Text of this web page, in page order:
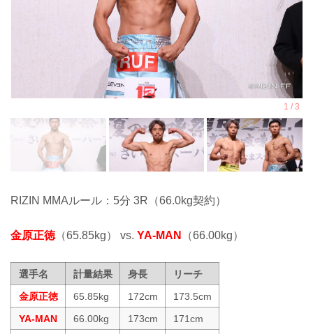
RIZIN MMAルール：5分 3R（66.0kg契約）
金原正徳（65.85kg） vs. YA-MAN （66.00kg）
選手名 計量結果 身長
リーチ
金原正徳
65.85kg 172cm
173.5cm
YA-MAN
66.00kg 173cm
171cm